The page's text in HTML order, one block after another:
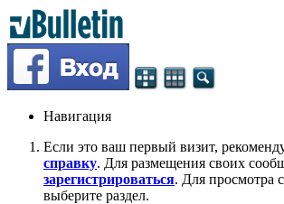
Навигация
Если это ваш первый визит,
справку. Для размещения своих
зарегистрироваться. Для просмотра
выберите раздел.